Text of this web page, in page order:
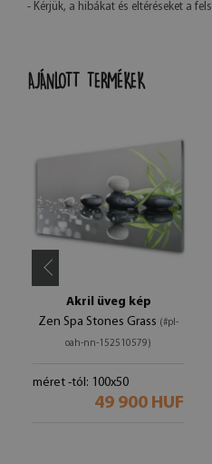
- Kérjük, a hibákat és eltéréseket a
AJÁNLOTT TERMÉKEK
Akril üveg kép
Zen Spa Stones Grass (#pl-
oah-nn-152510579)
méret -tól: 100x50
49 900 HUF